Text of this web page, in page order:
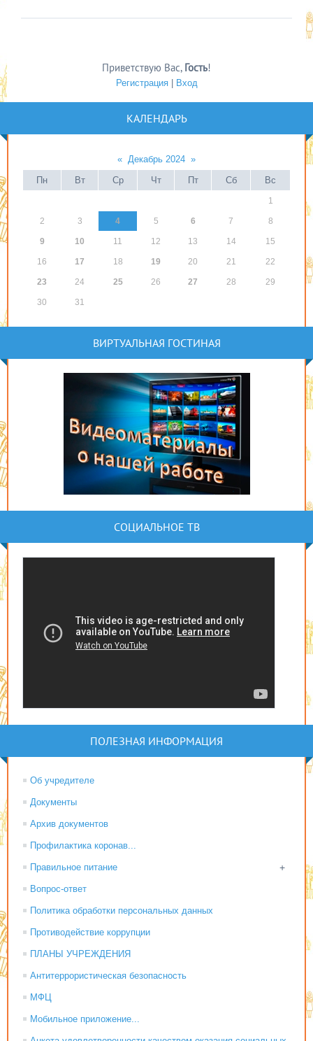
Приветствую Вас, Гость!
Регистрация| Вход
КАЛЕНДАРЬ
« Декабрь 2024 »
Пн
Вт Ср Чт Пт Сб Вс
1
2 3 4 5 6 7 8
9 10 11 12 13 14 15
16 17 18 19 20 21 22
23 24 25 26 27 28 29
30 31
ВИРТУАЛЬНАЯ ГОСТИНАЯ
СОЦИАЛЬНОЕ ТВ
ПОЛЕЗНАЯ ИНФОРМАЦИЯ
Об учредителе
Документы
Архив документов
Профилактика коронав...
+
Правильное питание
Вопрос-ответ
Политика обработки персональных данных
Противодействие коррупции
ПЛАНЫ УЧРЕЖДЕНИЯ
Антитеррористическая безопасность
МФЦ
Мобильное приложение...